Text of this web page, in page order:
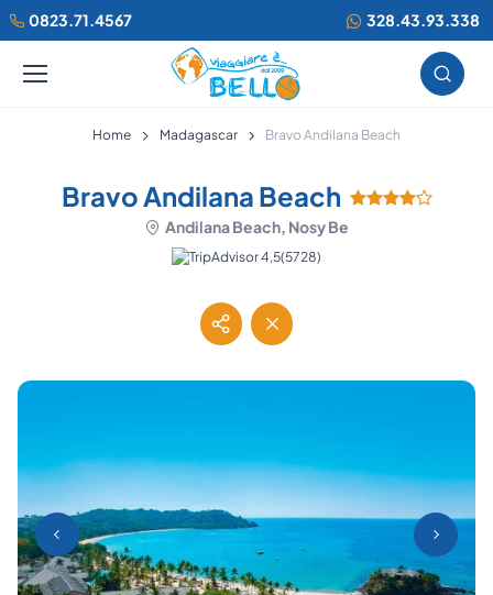
0823.71.4567 328.43.93.338
Home Madagascar Bravo Andilana Beach
Bravo Andilana Beach
Andilana Beach, Nosy Be
(5728)